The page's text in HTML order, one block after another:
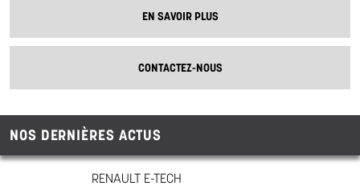
EN SAVOIR PLUS
CONTACTEZ-NOUS
NOS DERNIÈRES ACTUS
RENAULT E-TECH